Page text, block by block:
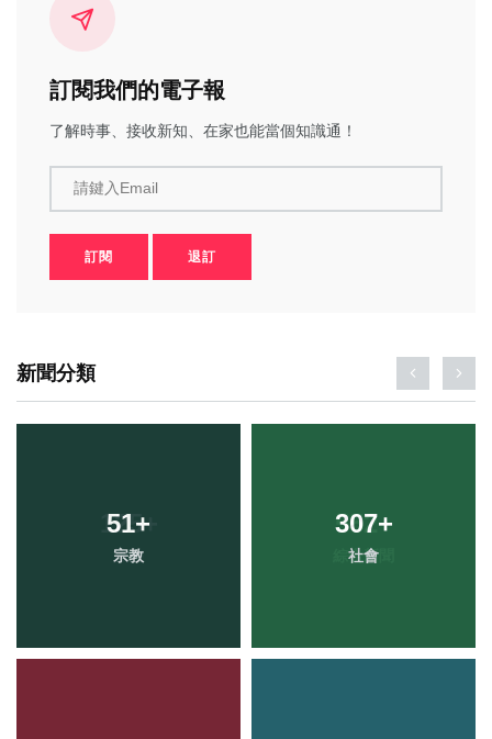
訂閱我們的電子報
了解時事、接收新知、在家也能當個知識通！
請鍵入Email
訂閱 退訂
新聞分類
51+
宗教
307+
社會